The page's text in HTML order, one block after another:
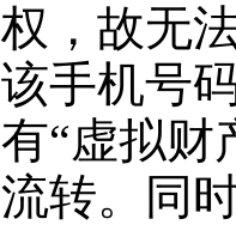
权，故无
该手机号
有“虚拟财
流转。同